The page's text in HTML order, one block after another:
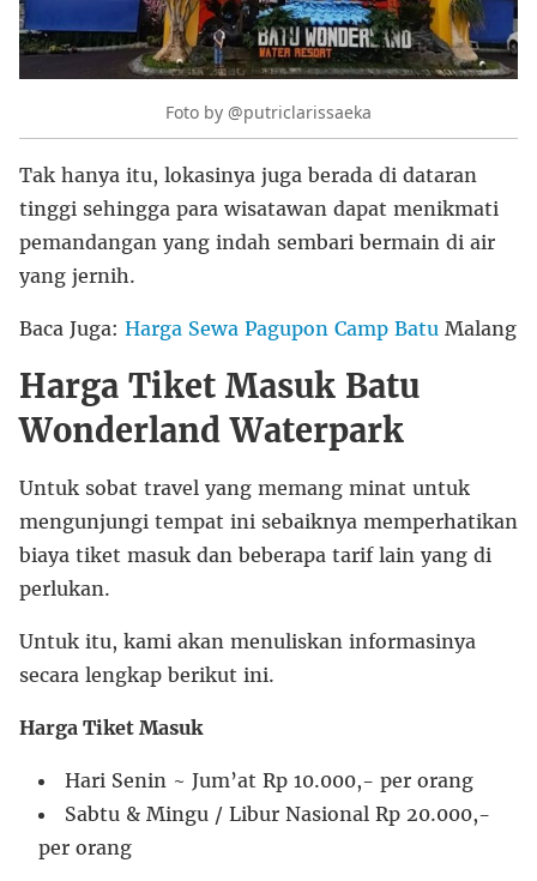
Foto by @putriclarissaeka
Tak hanya itu, lokasinya juga berada di dataran
tinggi sehingga para wisatawan dapat menikmati
pemandangan yang indah sembari bermain di air
yang jernih.
Baca Juga: Harga Sewa Pagupon Camp Batu Malang
Harga Tiket Masuk Batu
Wonderland Waterpark
Untuk sobat travel yang memang minat untuk
mengunjungi tempat ini sebaiknya memperhatikan
biaya tiket masuk dan beberapa tarif lain yang di
perlukan.
Untuk itu, kami akan menuliskan informasinya
secara lengkap berikut ini.
Harga Tiket Masuk
Hari Senin ~ Jum’at Rp 10.000,- per orang
Sabtu & Mingu / Libur Nasional Rp 20.000,-
per orang